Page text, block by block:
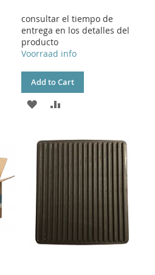
consultar el tiempo de
entrega en los detalles del
producto
Voorraad info
Add to Cart
ADD
WISH
LIST
COMPARE